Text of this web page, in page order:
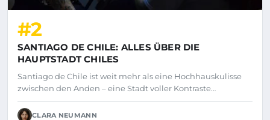
#2
SANTIAGO DE CHILE: ALLES ÜBER DIE
HAUPTSTADT CHILES
Santiago de Chile ist weit mehr als eine Hochhauskulisse
zwischen den Anden – eine Stadt voller Kontraste…
CLARA NEUMANN